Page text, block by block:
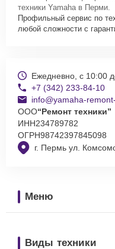
техники Yamaha в Перми.
Профильный сервис по
любой сложности с
г. Пермь ул.
Ежедневно, с 10:00
+7 (342) 233-84-10
info@yamaha-
ООО“Ремонт техники”
ИНН234789782
ОГРН98742397845098
Меню
Виды техники